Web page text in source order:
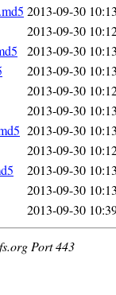
2013-09-30
2013-09-30
2013-09-30
2013-09-30
2013-09-30
2013-09-30
2013-09-30
2013-09-30
2013-09-30
2013-09-30
2013-09-30
Port 443